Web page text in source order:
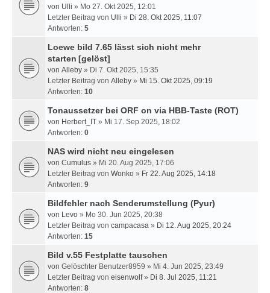
von Ulli » Mo 27. Okt 2025, 12:01
Letzter Beitrag von Ulli » Di 28. Okt 2025, 11:07
Antworten: 5
Loewe bild 7.65 lässt sich nicht mehr
starten [gelöst]
von Alleby » Di 7. Okt 2025, 15:35
Letzter Beitrag von Alleby » Mi 15. Okt 2025, 09:19
Antworten: 10
Tonaussetzer bei ORF on via HBB-Taste (ROT)
von Herbert_IT » Mi 17. Sep 2025, 18:02
Antworten: 0
NAS wird nicht neu eingelesen
von Cumulus » Mi 20. Aug 2025, 17:06
Letzter Beitrag von Wonko » Fr 22. Aug 2025, 14:18
Antworten: 9
Bildfehler nach Senderumstellung (Pyur)
von Levo » Mo 30. Jun 2025, 20:38
Letzter Beitrag von campacasa » Di 12. Aug 2025, 20:24
Antworten: 15
Bild v.55 Festplatte tauschen
von Gelöschter Benutzer8959 » Mi 4. Jun 2025, 23:49
Letzter Beitrag von eisenwolf» Di 8. Jul 2025, 11:21
Antworten: 8